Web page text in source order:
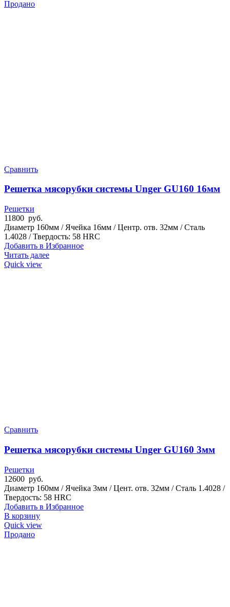
Продано
Сравнить
Решетка мясорубки системы Unger GU160 16мм
Решетки
11800 руб.
Диаметр 160мм / Ячейка 16мм / Центр. отв. 32мм / Сталь
1.4028 / Твердость: 58 HRC
Добавить в Избранное
Читать далее
Quick view
Сравнить
Решетка мясорубки системы Unger GU160 3мм
Решетки
12600 руб.
Диаметр 160мм / Ячейка 3мм / Цент. отв. 32мм / Сталь 1.4028 /
Твердость: 58 HRC
Добавить в Избранное
В корзину
Quick view
Продано